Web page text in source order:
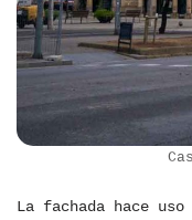
La fachada hace